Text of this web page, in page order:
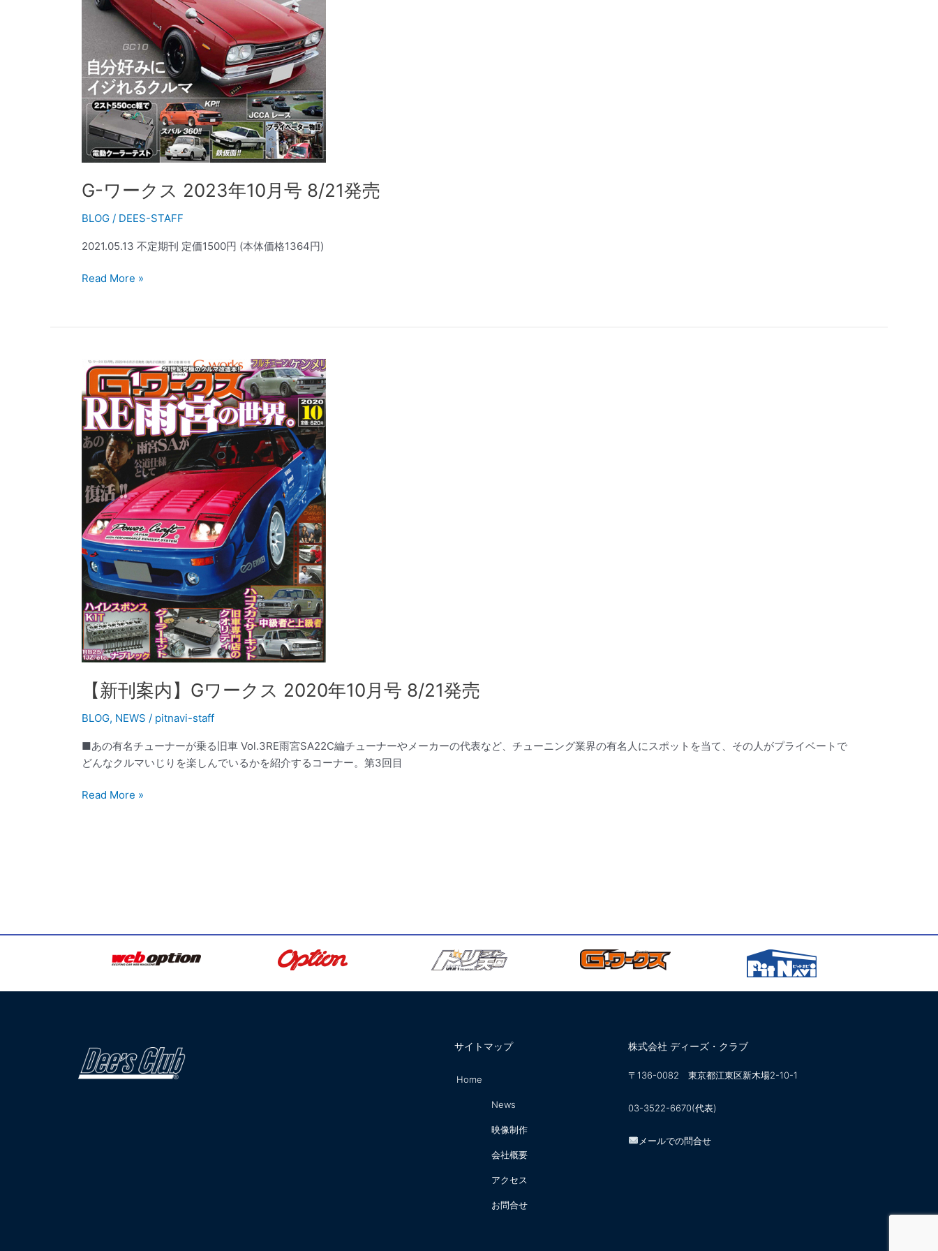
G-ワークス 2023年10月号 8/21発売
BLOG / DEES-STAFF
2021.05.13 不定期刊 定価1500円 (本体価格1364円)
8/21
売
Read More »
【新刊案内】Gワークス 2020年10月号 8/21発売
BLOG, NEWS / pitnavi-staff
■あの有名チューナーが乗る旧車 Vol.3RE雨宮SA22C編チューナーやメーカーの代表など、チューニング業界の有名人にスポットを当て、その人がプライベートで
どんなクルマいじりを楽しんでいるかを紹介するコーナー。第3回目
【新
案
内】
G
ワ
ー
ク
ス
2020
年
10
月
号
8/21
発
売
Read More »
サイトマップ
Home
News
映像制作
会社概要
アクセス
お問合せ
株式会社 ディーズ・クラブ
〒136-0082 東京都江東区新木場2-10-1
03-3522-6670(代表)
メールでの問合せ